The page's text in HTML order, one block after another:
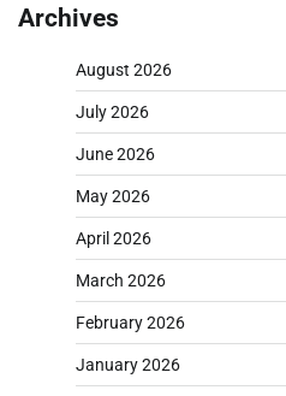
Archives
August 2026
July 2026
June 2026
May 2026
April 2026
March 2026
February 2026
January 2026